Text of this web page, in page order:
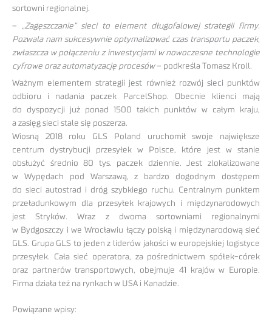
sortowni regionalnej.
–
„Zagęszczanie” sieci to element długofalowej strategii firmy.
Pozwala nam sukcesywnie optymalizować czas transportu paczek,
zwłaszcza w połączeniu z inwestycjami w nowoczesne technologie
cyfrowe oraz automatyzację procesów– podkreśla Tomasz Kroll.
Ważnym elementem strategii jest również rozwój sieci punktów
odbioru i nadania paczek ParcelShop. Obecnie klienci mają
do dyspozycji już ponad 1500 takich punktów w całym kraju,
a zasięg sieci stale się poszerza.
Wiosną 2018 roku GLS Poland uruchomił swoje największe
centrum dystrybucji przesyłek w Polsce, które jest w stanie
obsłużyć średnio 80 tys. paczek dziennie. Jest zlokalizowane
w Wypędach pod Warszawą, z bardzo dogodnym dostępem
do sieci autostrad i dróg szybkiego ruchu. Centralnym punktem
przeładunkowym dla przesyłek krajowych i międzynarodowych
jest Stryków. Wraz z dwoma sortowniami regionalnymi
w Bydgoszczy i we Wrocławiu łączy polską i międzynarodową sieć
GLS. Grupa GLS to jeden z liderów jakości w europejskiej logistyce
przesyłek. Cała sieć operatora, za pośrednictwem spółek-córek
oraz partnerów transportowych, obejmuje 41 krajów w Europie.
Firma działa też na rynkach w USA i Kanadzie.
Powiązane wpisy: